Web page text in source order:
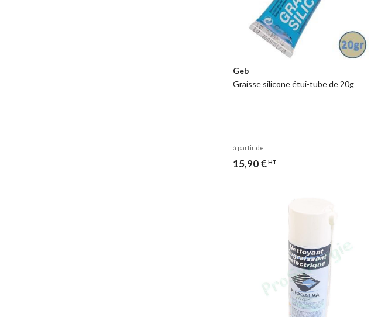
Geb
Graisse silicone étui-tube de 20g
à partir de
15,90 €HT